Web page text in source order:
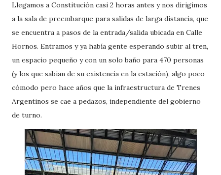
Llegamos a Constitución casi 2 horas antes y nos dirigimos
a la sala de preembarque para salidas de larga distancia, que
se encuentra a pasos de la entrada/salida ubicada en Calle
Hornos. Entramos y ya había gente esperando subir al tren,
un espacio pequeño y con un solo baño para 470 personas
(y los que sabian de su existencia en la estación), algo poco
cómodo pero hace años que la infraestructura de Trenes
Argentinos se cae a pedazos, independiente del gobierno
de turno.